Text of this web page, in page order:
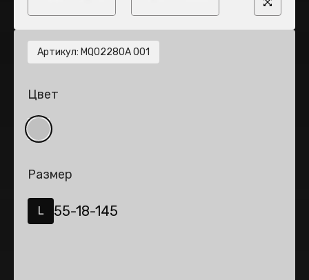
Артикул: MQ0228OA 001
Цвет
Размер
L 55-18-145